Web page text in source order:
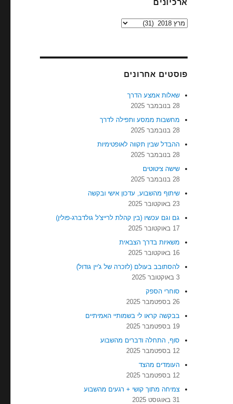
ארכיונים
ארכיונים
פוסטים אחרונים
שאלות אמצע הדרך
28 בנובמבר 2025
מחשבות ממסע ותפילה לדרך
28 בנובמבר 2025
ההבדל שבין תקווה לאופטימיות
28 בנובמבר 2025
שישה ציטוטים
28 בנובמבר 2025
שיתוף מהשבוע, עדכון אישי ובקשה
23 באוקטובר 2025
גם וגם עכשיו (בין קהלת לרייצ'ל גולדברג-פולין)
17 באוקטובר 2025
משאיות בדרך הצבאית
16 באוקטובר 2025
להסתובב בעולם (לזכרה של ג'יין גודול)
3 באוקטובר 2025
סוחרי הספק
26 בספטמבר 2025
בבקשה קראו לי בשמותיי האמיתיים
19 בספטמבר 2025
סוף, התחלה ודברים מהשבוע
12 בספטמבר 2025
העומדים מהצד
12 בספטמבר 2025
צמיחה מתוך קושי + רגעים מהשבוע
31 באוגוסט 2025